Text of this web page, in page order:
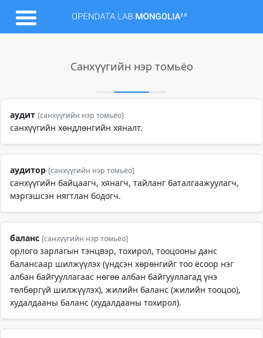
Санхүүгийн нэр томьёо
аудит [санхүүгийн нэр томьёо]
санхүүгийн хөндлөнгийн хяналт.
аудитор [санхүүгийн нэр томьёо]
санхүүгийн байцаагч, хянагч, тайланг баталгаажуулагч,
мэргэшсэн нягтлан бодогч.
баланс [санхүүгийн нэр томьёо]
орлого зарлагын тэнцвэр, тохирол, тооцооны данс
балансаар шилжүүлэх (үндсэн хөрөнгийг тоо ёсоор нэг
албан байгууллагаас нөгөө албан байгууллагад үнэ
төлбөргүй шилжүүлэх), жилийн баланс (жилийн тооцоо),
худалдааны баланс (худалдааны тохирол).